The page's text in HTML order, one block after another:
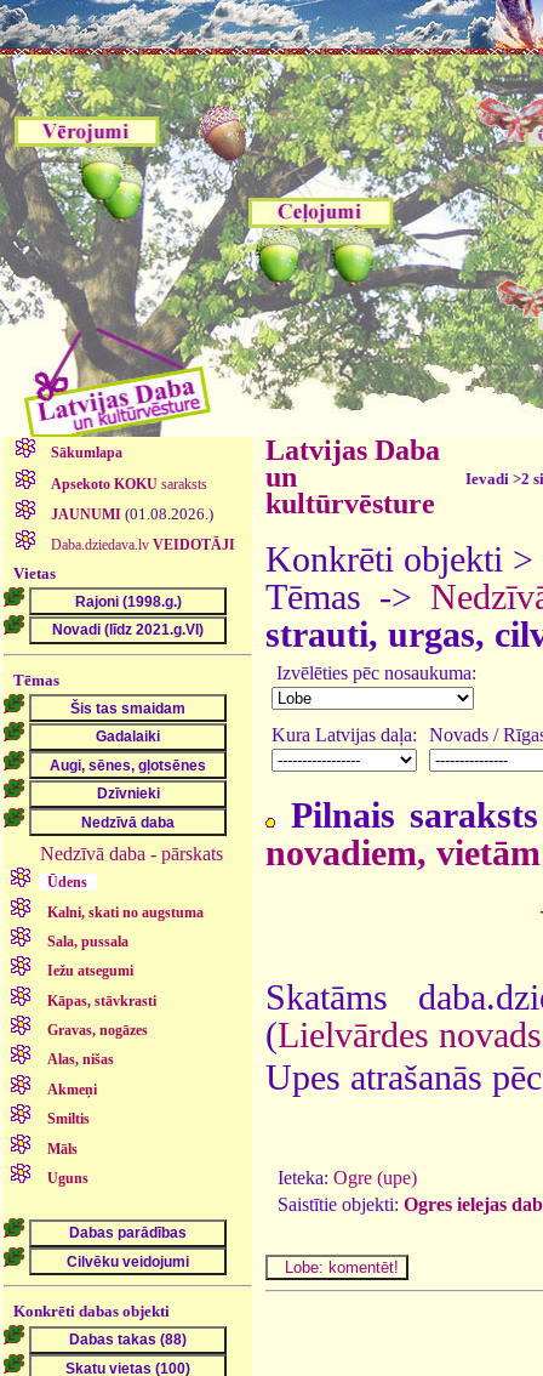
Sākumlapa
Apsekoto KOKUsaraksts
JAUNUMI (01.08.2026.)
Daba.dziedava.lv VEIDOTĀJI
Vietas
Tēmas
Nedzīvā daba - pārskats
Ūdens
Kalni, skati no augstuma
Sala, pussala
Iežu atsegumi
Kāpas, stāvkrasti
Gravas, nogāzes
Alas, nišas
Akmeņi
Smiltis
Māls
Uguns
Konkrēti dabas objekti
Latvijas Daba
un
kultūrvēsture
Ievadi >2
Konkrēti objekti >
Tēmas ->
strauti, urgas,
Izvēlēties pēc nosaukuma:
Kura Latvijas daļa: Novads /
Pilnais
novadiem, vietām
Skatāms
(Lielvārdes novads
Upes atrašanās
Ieteka: Ogre (upe)
Saistītie objekti: Ogres ielejas